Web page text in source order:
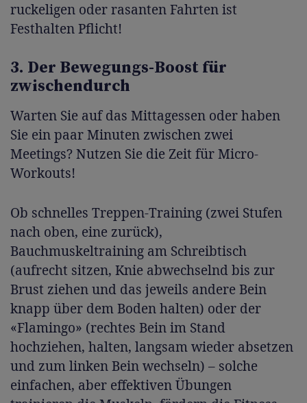
ruckeligen oder rasanten Fahrten ist
Festhalten Pflicht!
3. Der Bewegungs-Boost für
zwischendurch
Warten Sie auf das Mittagessen oder haben
Sie ein paar Minuten zwischen zwei
Meetings? Nutzen Sie die Zeit für Micro-
Workouts!
Ob schnelles Treppen-Training (zwei Stufen
nach oben, eine zurück),
Bauchmuskeltraining am Schreibtisch
(aufrecht sitzen, Knie abwechselnd bis zur
Brust ziehen und das jeweils andere Bein
knapp über dem Boden halten) oder der
«Flamingo» (rechtes Bein im Stand
hochziehen, halten, langsam wieder absetzen
und zum linken Bein wechseln) – solche
einfachen, aber effektiven Übungen